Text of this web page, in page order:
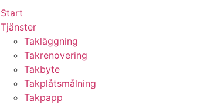
Start
Tjänster
Takläggning
Takrenovering
Takbyte
Takplåtsmålning
Takpapp